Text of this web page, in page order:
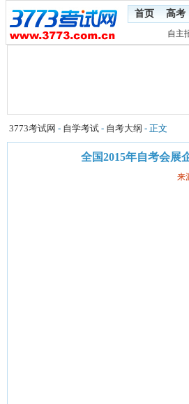
首页 高考
自主
3773考试网 - 自学考试 - 自考大纲 - 正文
全国2015年自考会展
来